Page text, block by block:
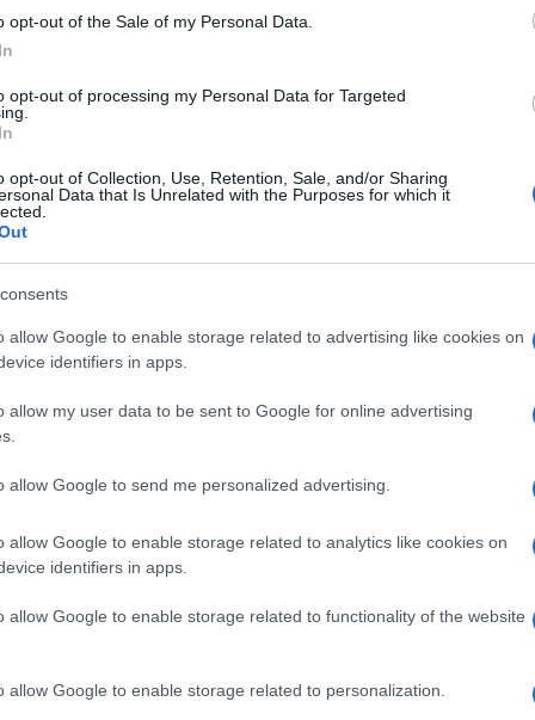
opt-out of the Sale of my Personal Data.
opt-out of processing my Personal Data for Targeted
opt-out of Collection, Use, Retention, Sale, and/or Sharing
Data that Is Unrelated with the Purposes for which it
allow Google to enable storage related to advertising like cookies on
identifiers in apps.
allow my user data to be sent to Google for online advertising
allow Google to send me personalized advertising.
allow Google to enable storage related to analytics like cookies on
identifiers in apps.
allow Google to enable storage related to functionality of the website
allow Google to enable storage related to personalization.
e della capacità di conservare energie fino alla
Biassono-Alba Orobia
di buona forma:
di rendimento piazzandosi alle spalle del vincitore,